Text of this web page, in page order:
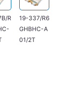
R
19-337/R6
GHBHC-A
01/2T